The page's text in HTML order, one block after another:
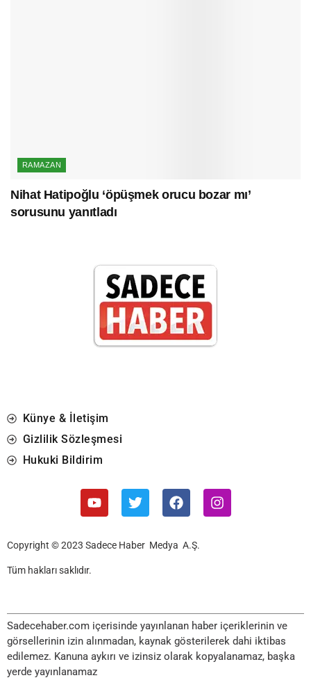
RAMAZAN
Nihat Hatipoğlu ‘öpüşmek orucu bozar mı’
sorusunu yanıtladı
Künye & İletişim
Gizlilik Sözleşmesi
Hukuki Bildirim
Copyright © 2023 Sadece Haber Medya A.Ş.
Tüm hakları saklıdır.
Sadecehaber.com içerisinde yayınlanan haber içeriklerinin ve
görsellerinin izin alınmadan, kaynak gösterilerek dahi iktibas
edilemez. Kanuna aykırı ve izinsiz olarak kopyalanamaz, başka
yerde yayınlanamaz